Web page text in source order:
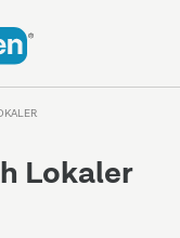
Lokaler